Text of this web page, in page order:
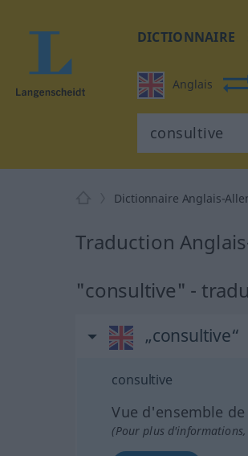
DICTIONNAIRE
Anglais
Dictionnaire Anglais-
Traduction
"consultive" -
„consultive“
consultive
Vue d'ensemble
(Pour plus